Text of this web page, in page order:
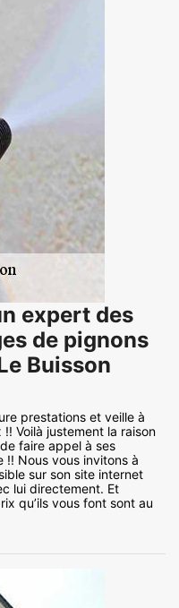
expert des
de pignons
Buisson
prestations et veille à
Voilà justement la raison
faire appel à ses
!! Nous vous invitons à
sur son site internet
lui directement. Et
qu’ils vous font sont au